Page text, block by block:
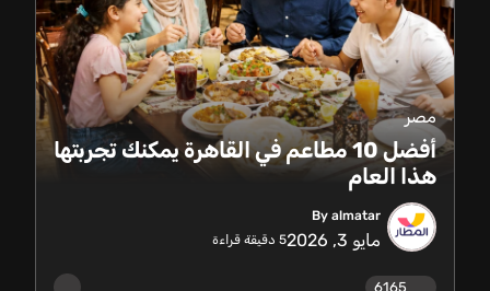
مصر
أفضل 10 مطاعم في القاهرة يمكنك تجربتها
هذا العام
By almatar
مايو 3, 2026 5 دقيقة قراءة